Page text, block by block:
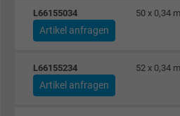
Laufzeit Persistent
Zweck Dies ist ein
L66155034 50 x 0,34
Artikel anfragen
L66155234 52 x 0,34
Artikel anfragen